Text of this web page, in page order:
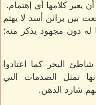
يعير كلامها أي إهتمام.
بين براثن أسد لا يهتم
له دون مجهود يذكر منه؛
البحر كما اعتادوا
تمثل الصدمات التي
شارد الذهن.